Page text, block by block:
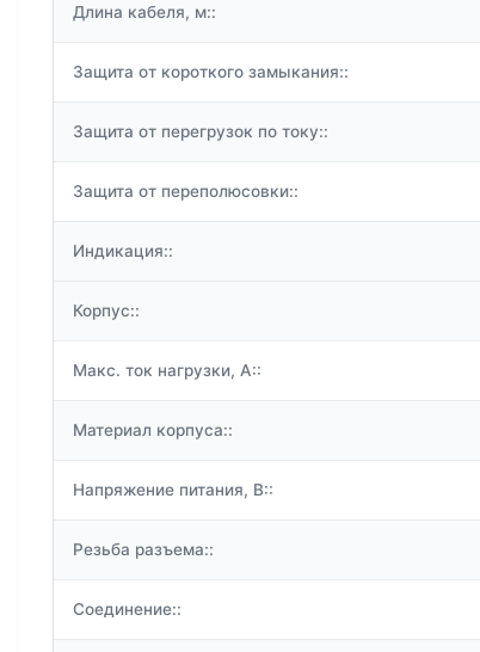
Длина кабеля, м::
Защита от короткого замыкания::
Защита от перегрузок по току::
Защита от переполюсовки::
Индикация::
Корпус::
Макс. ток нагрузки, А::
Материал корпуса::
Напряжение питания, В::
Резьба разъема::
Соединение::